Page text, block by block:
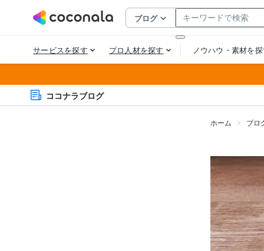
ココナラブログ
ホーム ブロ